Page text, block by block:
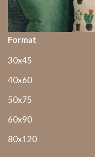
Format
30x45
40x60
50x75
60x90
80x120